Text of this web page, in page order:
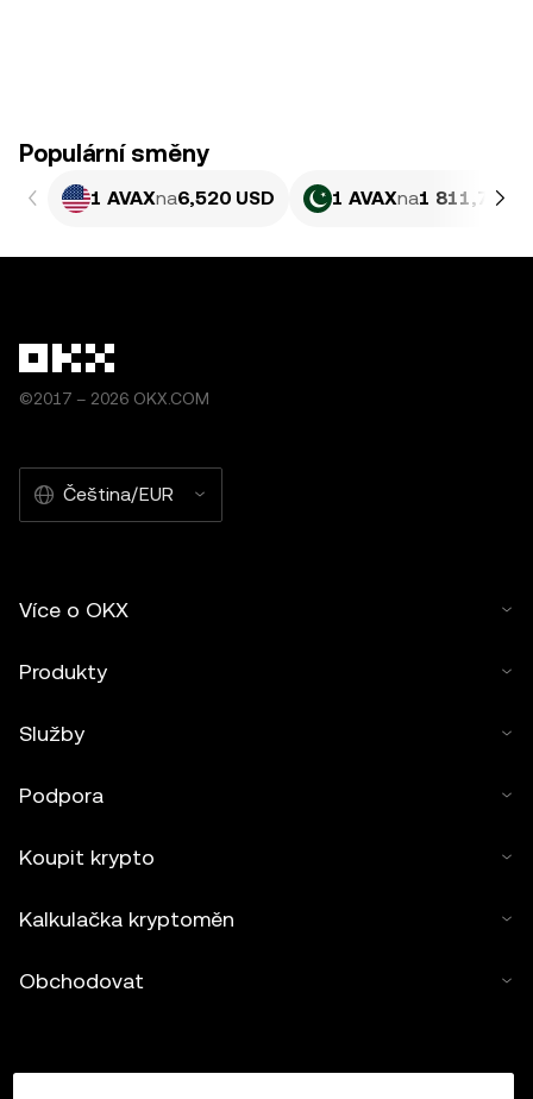
Populární směny
1 AVAXna6,520 USD 1 AVAXna1 811,7 PKR
©2017 – 2026 OKX.COM
Čeština/EUR
Více o OKX
Produkty
Služby
Podpora
Koupit krypto
Kalkulačka kryptoměn
Obchodovat